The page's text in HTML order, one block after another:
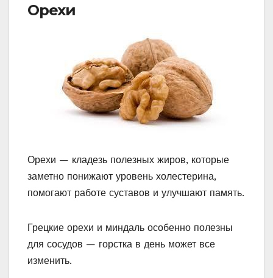
Орехи
Орехи — кладезь полезных жиров, которые
заметно понижают уровень холестерина,
помогают работе суставов и улучшают память.
Грецкие орехи и миндаль особенно полезны
для сосудов — горстка в день может все
изменить.